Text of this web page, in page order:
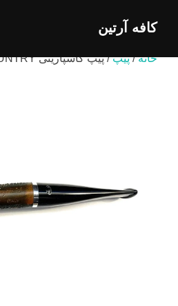
کافه آرتین
خانه/پیپ/ پیپ گاسپارینی COUNTRY